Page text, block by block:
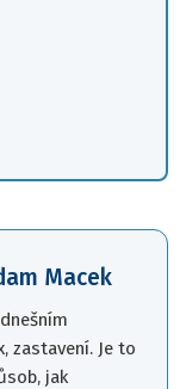
Macek
zastavení. Je to
jak